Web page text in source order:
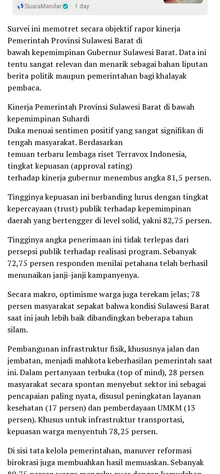
SuaraMandar 1 day
Survei ini memotret secara objektif rapor kinerja
Pemerintah Provinsi Sulawesi Barat di
bawah kepemimpinan Gubernur Sulawesi Barat. Data ini
tentu sangat relevan dan menarik sebagai bahan liputan
berita politik maupun pemerintahan bagi khalayak
pembaca.
Kinerja Pemerintah Provinsi Sulawesi Barat di bawah
kepemimpinan Suhardi
Duka menuai sentimen positif yang sangat signifikan di
tengah masyarakat. Berdasarkan
temuan terbaru lembaga riset Terravox Indonesia,
tingkat kepuasan (approval rating)
terhadap kinerja gubernur menembus angka 81,5 persen.
Tingginya kepuasan ini berbanding lurus dengan tingkat
kepercayaan (trust) publik terhadap kepemimpinan
daerah yang bertengger di level solid, yakni 82,75 persen.
Tingginya angka penerimaan ini tidak terlepas dari
persepsi publik terhadap realisasi program. Sebanyak
72,75 persen responden menilai petahana telah berhasil
menunaikan janji-janji kampanyenya.
Secara makro, optimisme warga juga terekam jelas; 78
persen masyarakat sepakat bahwa kondisi Sulawesi Barat
saat ini jauh lebih baik dibandingkan beberapa tahun
silam.
Pembangunan infrastruktur fisik, khususnya jalan dan
jembatan, menjadi mahkota keberhasilan pemerintah saat
ini. Dalam pertanyaan terbuka (top of mind), 28 persen
masyarakat secara spontan menyebut sektor ini sebagai
pencapaian paling nyata, disusul peningkatan layanan
kesehatan (17 persen) dan pemberdayaan UMKM (13
persen). Khusus untuk infrastruktur transportasi,
kepuasan warga menyentuh 78,25 persen.
Di sisi tata kelola pemerintahan, manuver reformasi
birokrasi juga membuahkan hasil memuaskan. Sebanyak